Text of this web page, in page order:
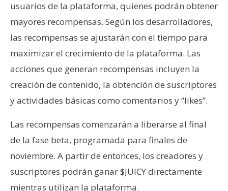
usuarios de la plataforma, quienes podrán obtener
mayores recompensas. Según los desarrolladores,
las recompensas se ajustarán con el tiempo para
maximizar el crecimiento de la plataforma. Las
acciones que generan recompensas incluyen la
creación de contenido, la obtención de suscriptores
y actividades básicas como comentarios y “likes”.
Las recompensas comenzarán a liberarse al final
de la fase beta, programada para finales de
noviembre. A partir de entonces, los creadores y
suscriptores podrán ganar $JUICY directamente
mientras utilizan la plataforma.